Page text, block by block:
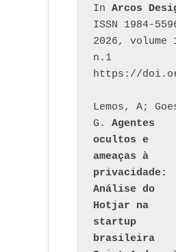
In Arcos
ISSN 1984-
2026, volume
n.1
https://
Lemos, A;
G. Agentes
ocultos e
ameaças à
privacidade:
Análise do
Hotjar na
startup
brasileira